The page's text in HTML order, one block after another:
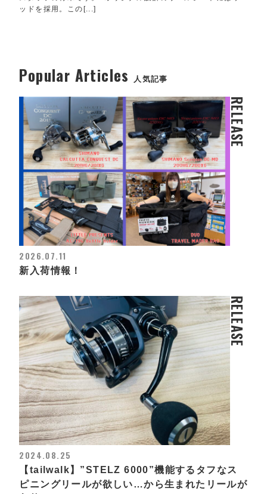
ッドを採用。この[...]
Popular Articles 人気記事
RELEASE
2026.07.11
新入荷情報！
RELEASE
2024.08.25
【tailwalk】”STELZ 6000”機能するタフなス
ピニングリールが欲しい…から生まれたリールが